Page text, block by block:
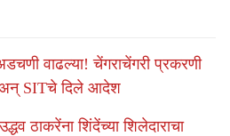
वाढल्या! चेंगराचेंगरी प्रकरणी
अन् SITचे दिले आदेश
ठाकरेंना शिंदेंच्या शिलेदाराचा